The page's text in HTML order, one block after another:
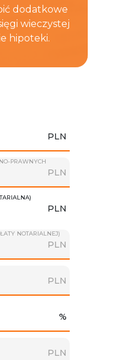
dodatkowe
wieczystej
hipoteki.
PLN
PRAWNYCH
PLN
PLN
NOTARIALNEJ)
PLN
PLN
%
PLN